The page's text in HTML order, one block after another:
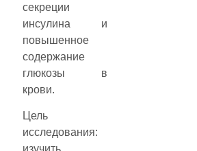
секреции
инсулина и
повышенное
содержание
глюкозы в
крови.
Цель
исследования: